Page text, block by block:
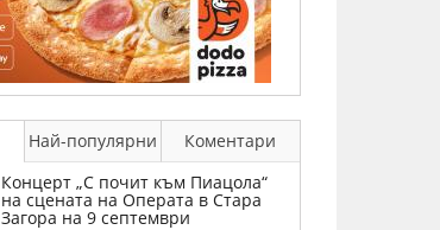
Най-популярни
Коментари
Концерт „С почит към Пиацола“
на сцената на Операта в Стара
Загора на 9 септември